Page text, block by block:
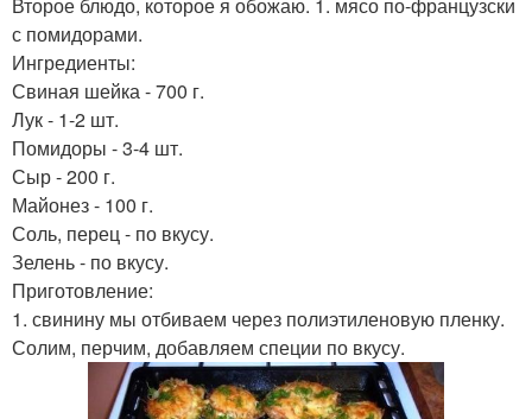
с помидорами.
Ингредиенты:
Свиная шейка - 700 г.
Лук - 1-2 шт.
Помидоры - 3-4 шт.
Сыр - 200 г.
Майонез - 100 г.
Соль, перец - по вкусу.
Зелень - по вкусу.
Приготовление:
1. свинину мы отбиваем через полиэтиленовую пленку.
Солим, перчим, добавляем специи по вкусу.